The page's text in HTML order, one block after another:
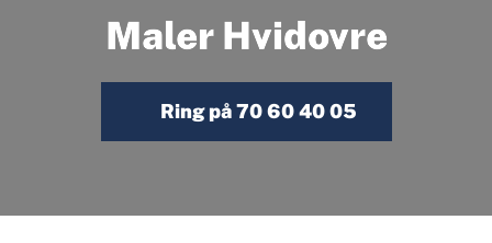
Maler Hvidovre
Ring på 70 60 40 05